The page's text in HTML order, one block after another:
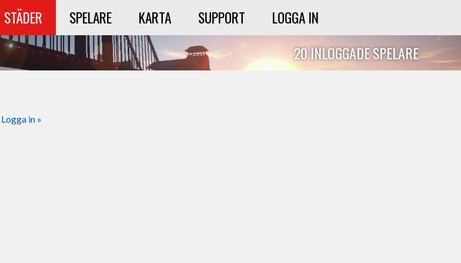
STÄDER SPELARE KARTA SUPPORT LOGGA IN
20 INLOGGADE SPELARE
Logga in »